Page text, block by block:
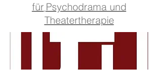
für Psychodrama und
Theatertherapie